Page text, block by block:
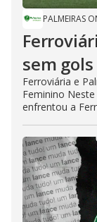
PALMEIRAS
sem
Ferroviária e
Feminino
enfrentou a